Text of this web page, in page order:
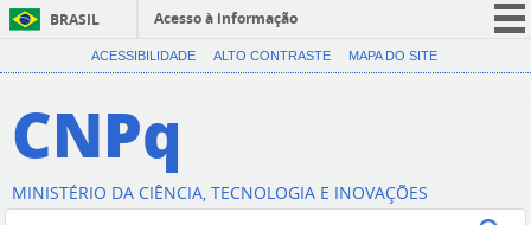
BRASIL
Acesso à informação
CORONAVÍRUS (COVID-19)
Canais
ACESSIBILIDADE ALTO CONTRASTE MAPA DO SITE
CNPq
MINISTÉRIO DA CIÊNCIA, TECNOLOGIA E INOVAÇÕES